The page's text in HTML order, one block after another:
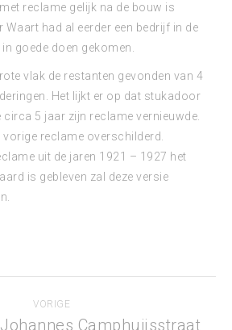
reclame gelijk na de bouw is
Waart had al eerder een bedrijf in de
goede doen gekomen.
vlak de restanten gevonden van 4
Het lijkt er op dat stukadoor
5 jaar zijn reclame vernieuwde.
vorige reclame overschilderd.
uit de jaren 1921 – 1927 het
is gebleven zal deze versie
VORIGE
Camphuijsstraat